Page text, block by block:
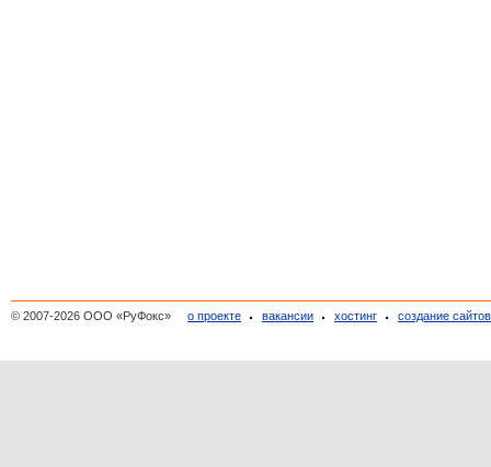
© 2007-2026 ООО «РуФокс» о проекте вакансии хостинг создание сайтов